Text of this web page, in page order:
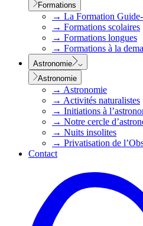
Formations
→ La Formation
→ Formations scolaires
→ Formations longues
→ Formations à la
Astronomie
Astronomie
→ Astronomie
→ Activités naturalistes
→ Initiations à
→ Notre cercle
→ Nuits insolites
→ Privatisation de
Contact